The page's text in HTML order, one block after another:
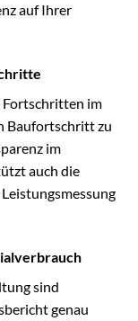
auf Ihrer
Fortschritten im
Baufortschritt zu
im
auch die
sind
genau